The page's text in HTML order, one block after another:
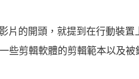
片的開頭，就提到在行動裝
些剪輯軟體的剪輯範本以及